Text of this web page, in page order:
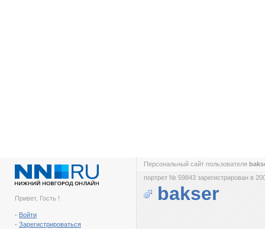
Привет, Гость !
- Войти
- Зарегистрироваться
Персональный сайт пользователя
портрет № 59843 зарегистрирован в
bakser